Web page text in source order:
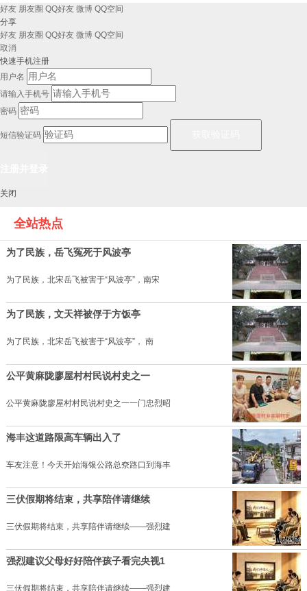
好友 朋友圈 QQ好友 微博 QQ空间
分享
好友 朋友圈 QQ好友 微博 QQ空间
取消
快速手机注册
用户名
请输入手机号
密码
短信验证码
关闭
全站热点
为了民族，岳飞冤死于风波亭
为了民族，北宋岳飞被害于“风波亭”，南宋
为了民族，文天祥被俘于方饭亭
为了民族，北宋岳飞被害于“风波亭”， 南
公平黄麻陇廖屋村村民说村史之一
公平黄麻陇廖屋村村民说村史之一一门忠烈昭
海丰这道路限高车辆出入了
车友注意！今天开始海银公路总尞路口到海丰
三伏假期将结束，共享陪伴请继续
三伏假期将结束，共享陪伴请继续——强烈建
强烈建议父母好好陪伴孩子看完央视1
三伏假期将结束，共享陪伴请继续——强烈建